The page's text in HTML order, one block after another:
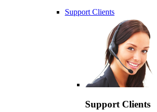
Support Clients
Support Clients